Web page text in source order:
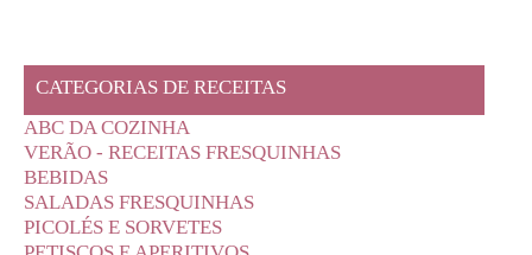
CATEGORIAS DE RECEITAS
ABC DA COZINHA
VERÃO - RECEITAS FRESQUINHAS
BEBIDAS
SALADAS FRESQUINHAS
PICOLÉS E SORVETES